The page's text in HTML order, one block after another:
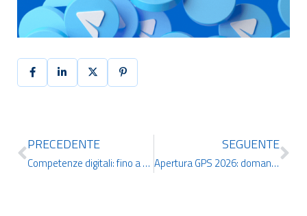
PRECEDENTE
Competenze digitali: fino a 800 euro dalla Regione Calabria per la certificazione dei giovani
SEGUENTE
Apertura GPS 2026: domande aperte dal 23 febbraio al 16 marzo